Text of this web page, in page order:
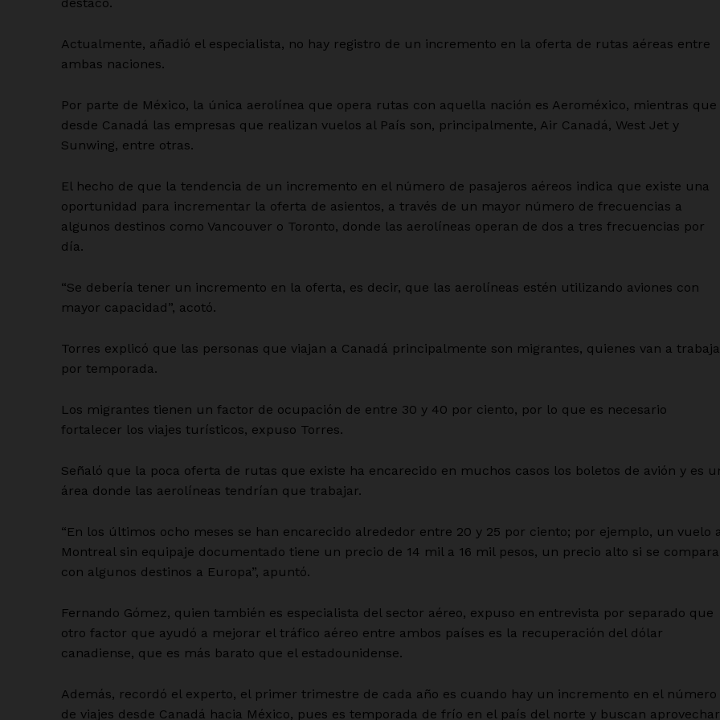
Actualmente, añadió el especialista, no hay registro de un incremento en la oferta de rutas aéreas entre
ambas naciones.
Por parte de México, la única aerolínea que opera rutas con aquella nación es Aeroméxico, mientras que
desde Canadá las empresas que realizan vuelos al País son, principalmente, Air Canadá, West Jet y
Sunwing, entre otras.
El hecho de que la tendencia de un incremento en el número de pasajeros aéreos indica que existe una
oportunidad para incrementar la oferta de asientos, a través de un mayor número de frecuencias a
algunos destinos como Vancouver o Toronto, donde las aerolíneas operan de dos a tres frecuencias por
día.
“Se debería tener un incremento en la oferta, es decir, que las aerolíneas estén utilizando aviones con
mayor capacidad”, acotó.
Torres explicó que las personas que viajan a Canadá principalmente son migrantes, quienes van a
por temporada.
Los migrantes tienen un factor de ocupación de entre 30 y 40 por ciento, por lo que es necesario
fortalecer los viajes turísticos, expuso Torres.
Señaló que la poca oferta de rutas que existe ha encarecido en muchos casos los boletos de avión y es
área donde las aerolíneas tendrían que trabajar.
“En los últimos ocho meses se han encarecido alrededor entre 20 y 25 por ciento; por ejemplo, un vuelo
Montreal sin equipaje documentado tiene un precio de 14 mil a 16 mil pesos, un precio alto si se compara
con algunos destinos a Europa”, apuntó.
Fernando Gómez, quien también es especialista del sector aéreo, expuso en entrevista por separado que
otro factor que ayudó a mejorar el tráfico aéreo entre ambos países es la recuperación del dólar
canadiense, que es más barato que el estadounidense.
Además, recordó el experto, el primer trimestre de cada año es cuando hay un incremento en el número
de viajes desde Canadá hacia México, pues es temporada de frío en el país del norte y buscan aprovechar